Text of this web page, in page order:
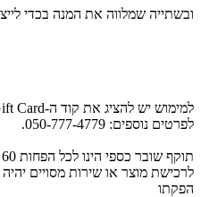
ובשתייה שמלווה את המנה בכדי
לפרטים נוספים: 050-777-4779.
הפקתו